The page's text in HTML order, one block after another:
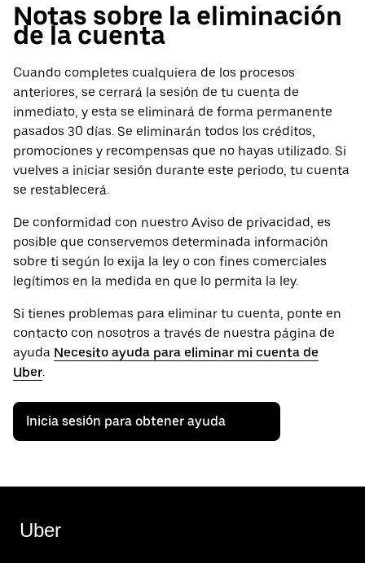
Notas sobre la eliminación
de la cuenta
Cuando completes cualquiera de los procesos
anteriores, se cerrará la sesión de tu cuenta de
inmediato, y esta se eliminará de forma permanente
pasados 30 días. Se eliminarán todos los créditos,
promociones y recompensas que no hayas utilizado. Si
vuelves a iniciar sesión durante este periodo, tu cuenta
se restablecerá.
De conformidad con nuestro Aviso de privacidad, es
posible que conservemos determinada información
sobre ti según lo exija la ley o con fines comerciales
legítimos en la medida en que lo permita la ley.
Si tienes problemas para eliminar tu cuenta, ponte en
contacto con nosotros a través de nuestra página de
ayuda Necesito ayuda para eliminar mi cuenta de
Uber.
Inicia sesión para obtener ayuda
Uber